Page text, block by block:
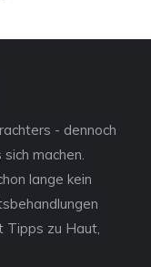
- dennoch
machen.
lange kein
Tipps zu Haut,